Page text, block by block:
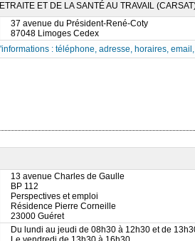
ET DE LA SANTÉ AU TRAVAIL
37 avenue du Président-René-Coty
87048 Limoges Cedex
: téléphone, adresse, horaires,
13 avenue Charles de Gaulle
BP 112
Perspectives et emploi
Résidence Pierre Corneille
23000 Guéret
Du lundi au jeudi de 08h30 à 12h30 et de